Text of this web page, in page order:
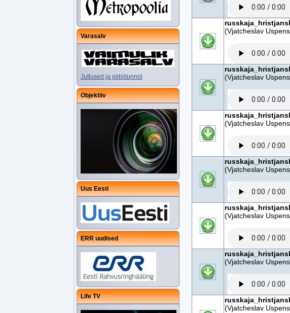
Varasalv
Jutlused ja piiblitunnid
Objektiiv
Uus Eesti
ERR uudised
Life TV
(Vjatcheslav
(Vjatcheslav
(Vjatcheslav
(Vjatcheslav
(Vjatcheslav
(Vjatcheslav
(Vjatcheslav